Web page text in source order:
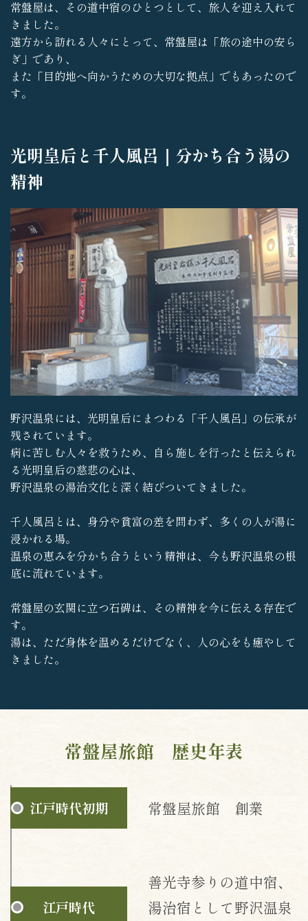
常盤屋は、その道中宿のひとつとして、旅人を迎え入れて
きました。
遠方から訪れる人々にとって、常盤屋は「旅の途中の安ら
ぎ」であり、
また「目的地へ向かうための大切な拠点」でもあったので
す。
光明皇后と千人風呂｜分かち合う湯の
精神
野沢温泉には、光明皇后にまつわる「千人風呂」の伝承が
残されています。
病に苦しむ人々を救うため、自ら施しを行ったと伝えられ
る光明皇后の慈悲の心は、
野沢温泉の湯治文化と深く結びついてきました。
千人風呂とは、身分や貧富の差を問わず、多くの人が湯に
浸かれる場。
温泉の恵みを分かち合うという精神は、今も野沢温泉の根
底に流れています。
常盤屋の玄関に立つ石碑は、その精神を今に伝える存在で
す。
湯は、ただ身体を温めるだけでなく、人の心をも癒やして
きました。
常盤屋旅館 歴史年表
江戸時代初期 常盤屋旅館 創業
江戸時代
善光寺参りの道中宿、
湯治宿として野沢温泉